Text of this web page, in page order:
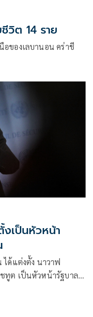
วิต 14 ราย
อของเลบานอน คร่าชี
งเป็นหัวหน้า
ด้แต่งตั้ง นาวาฟ
ทูต เป็นหัวหน้ารัฐบาล